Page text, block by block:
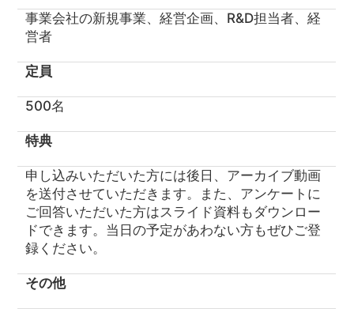
事業会社の新規事業、経営企画、R&D担当者、経
営者
定員
500名
特典
申し込みいただいた方には後日、アーカイブ動画
を送付させていただきます。また、アンケートに
ご回答いただいた方はスライド資料もダウンロー
ドできます。当日の予定があわない方もぜひご登
録ください。
その他